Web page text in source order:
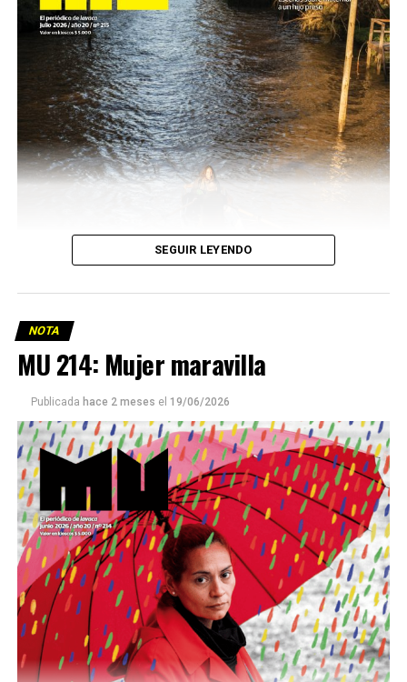
Este número 215 de MU ☝️viene con doble tapa, que
podría ser una frase:
Sin chamuyo, a remarla.
Descargar la Mu en PDF
SEGUIR LEYENDO
NOTA
MU 214: Mujer maravilla
Publicada hace 2 meses el 19/06/2026